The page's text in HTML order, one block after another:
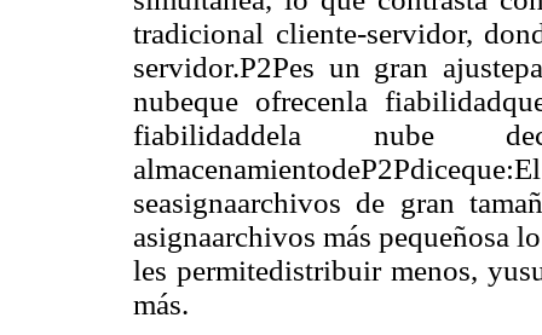
tradicional cliente-servidor,
servidor.P2Pes un gran
nubeque ofrecenla
fiabilidaddela nube
seasignaarchivos de gran
asignaarchivos más pequeñosa
les permitedistribuir menos,
más.